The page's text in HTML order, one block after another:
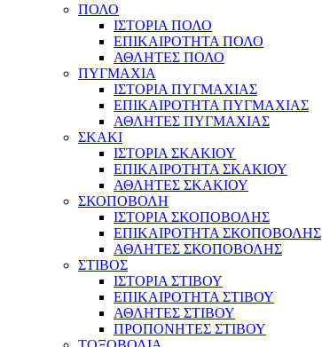
ΠΟΛΟ
ΙΣΤΟΡΙΑ ΠΟΛΟ
ΕΠΙΚΑΙΡΟΤΗΤΑ ΠΟΛΟ
ΑΘΛΗΤΕΣ ΠΟΛΟ
ΠΥΓΜΑΧΙΑ
ΙΣΤΟΡΙΑ ΠΥΓΜΑΧΙΑΣ
ΕΠΙΚΑΙΡΟΤΗΤΑ ΠΥΓΜΑΧΙΑΣ
ΑΘΛΗΤΕΣ ΠΥΓΜΑΧΙΑΣ
ΣΚΑΚΙ
ΙΣΤΟΡΙΑ ΣΚΑΚΙΟΥ
ΕΠΙΚΑΙΡΟΤΗΤΑ ΣΚΑΚΙΟΥ
ΑΘΛΗΤΕΣ ΣΚΑΚΙΟΥ
ΣΚΟΠΟΒΟΛΗ
ΙΣΤΟΡΙΑ ΣΚΟΠΟΒΟΛΗΣ
ΕΠΙΚΑΙΡΟΤΗΤΑ ΣΚΟΠΟΒΟΛΗΣ
ΑΘΛΗΤΕΣ ΣΚΟΠΟΒΟΛΗΣ
ΣΤΙΒΟΣ
ΙΣΤΟΡΙΑ ΣΤΙΒΟΥ
ΕΠΙΚΑΙΡΟΤΗΤΑ ΣΤΙΒΟΥ
ΑΘΛΗΤΕΣ ΣΤΙΒΟΥ
ΠΡΟΠΟΝΗΤΕΣ ΣΤΙΒΟΥ